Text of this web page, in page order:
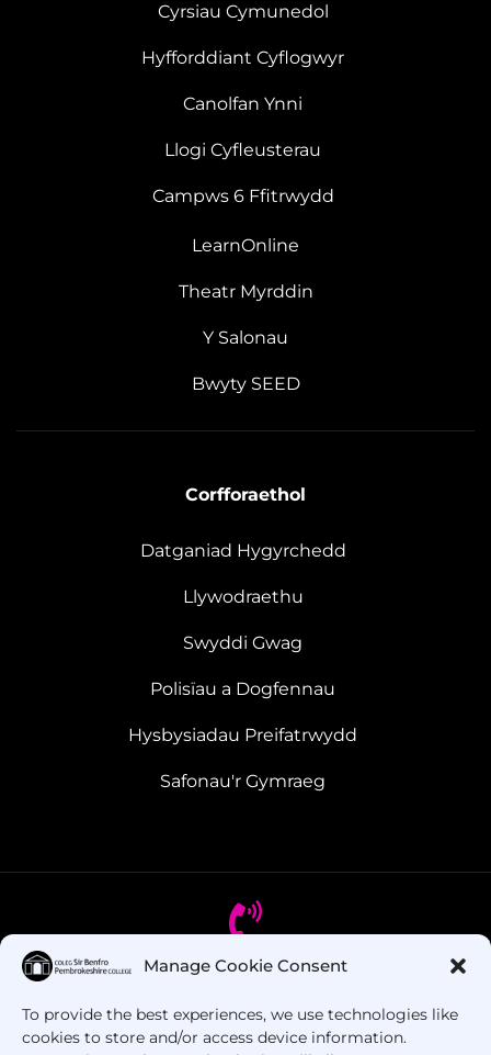
Manage Cookie Consent
To provide the best experiences, we use technologies like
cookies to store and/or access device information.
Cyrsiau Cymunedol
Hyfforddiant Cyflogwyr
Canolfan Ynni
Llogi Cyfleusterau
Campws 6 Ffitrwydd
LearnOnline
Theatr Myrddin
Y Salonau
Bwyty SEED
Corfforaethol
Datganiad Hygyrchedd
Llywodraethu
Swyddi Gwag
Polisïau a Dogfennau
Hysbysiadau Preifatrwydd
Safonau'r Gymraeg